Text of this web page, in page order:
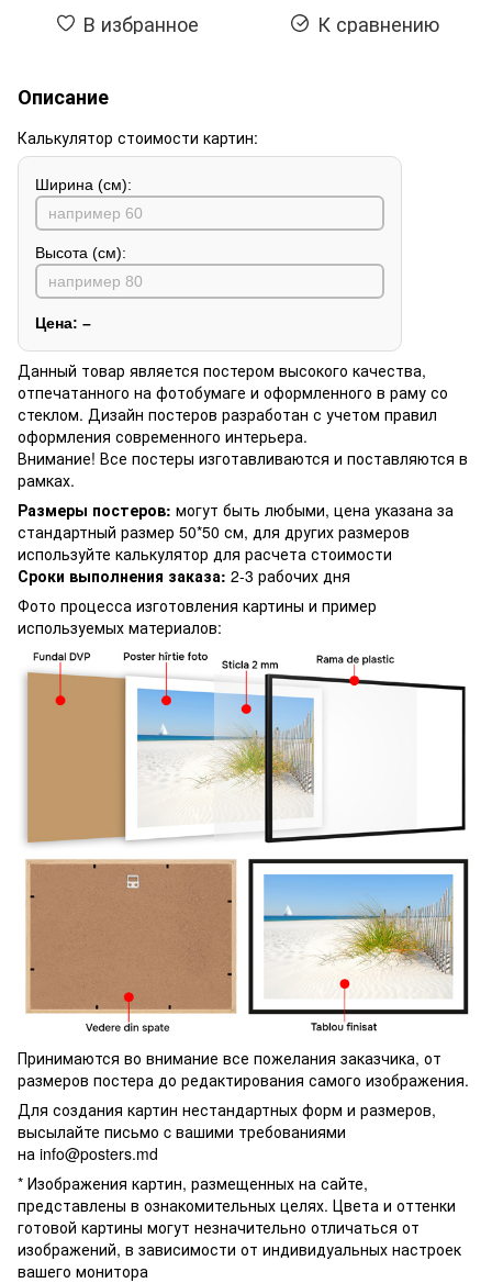
В избранное К сравнению
Описание
Калькулятор стоимости картин:
Ширина (см):
Высота (см):
Цена: –
Данный товар является постером высокого качества,
отпечатанного на фотобумаге и оформленного в раму со
стеклом. Дизайн постеров разработан с учетом правил
оформления современного интерьера.
Внимание! Все постеры изготавливаются и поставляются в
рамках.
Размеры постеров: могут быть любыми, цена указана за
стандартный размер 50*50 см, для других размеров
используйте калькулятор для расчета стоимости
Сроки выполнения заказа: 2-3 рабочих дня
Фото процесса изготовления картины и пример
используемых материалов:
Принимаются во внимание все пожелания заказчика, от
размеров постера до редактирования самого изображения.
Для создания картин нестандартных форм и размеров,
высылайте письмо c вашими требованиями
на info@posters.md
* Изображения картин, размещенных на сайте,
представлены в ознакомительных целях. Цвета и оттенки
готовой картины могут незначительно отличаться от
изображений, в зависимости от индивидуальных настроек
вашего монитора